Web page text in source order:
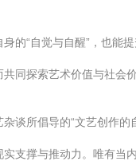
身的“自觉与自醒”，也能
同探索艺术价值与社会
杂谈所倡导的“文艺创作
支撑与推动力。唯有当